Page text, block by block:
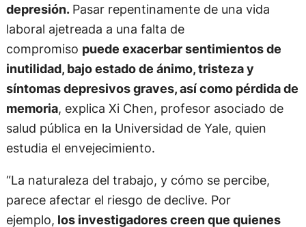
depresión. Pasar repentinamente de una vida
laboral ajetreada a una falta de
compromiso puede exacerbar sentimientos de
inutilidad, bajo estado de ánimo, tristeza y
síntomas depresivos graves, así como pérdida de
memoria, explica Xi Chen, profesor asociado de
salud pública en la Universidad de Yale, quien
estudia el envejecimiento.
“La naturaleza del trabajo, y cómo se percibe,
parece afectar el riesgo de declive. Por
ejemplo, los investigadores creen que quienes